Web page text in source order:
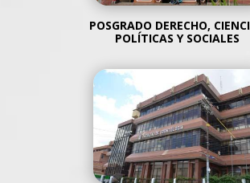
POSGRADO DERECHO,
POLÍTICAS Y SOCIALES